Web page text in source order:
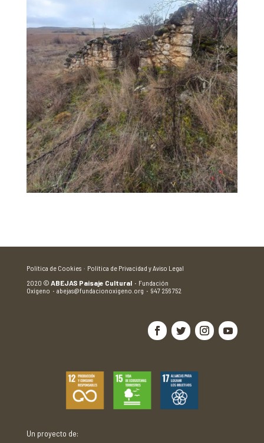
Política de Cookies · Política de Privacidad y Aviso Legal
2020 © ABEJAS Paisaje Cultural · Fundación
Oxígeno · abejas@fundacionoxigeno.org · 947 256 752
Un proyecto de: